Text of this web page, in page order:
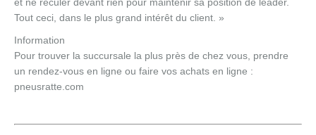
Tout ceci, dans le plus grand intérêt du client. »
Information
Pour trouver la succursale la plus près de chez vous, prendre
un rendez-vous en ligne ou faire vos achats en ligne :
pneusratte.com